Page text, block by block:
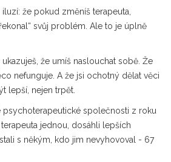
že pokud změníš terapeuta,
svůj problém. Ale to je úplně
že umíš naslouchat sobě. Že
nefunguje. A že jsi ochotný dělat věci
lepší, nejen trpět.
psychoterapeutické společnosti z roku
jednou, dosáhli lepších
s někým, kdo jim nevyhovoval - 67